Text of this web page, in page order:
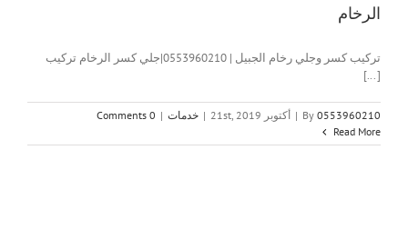
الرخام
تركيب كسر وجلي رخام الجبيل | 0553960210|جلي كسر الرخام تركيب
[...]
By 0553960210
| أكتوبر 21st, 2019 | خدمات |
0 Comments
Read More